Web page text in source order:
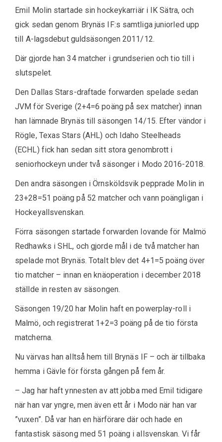
Emil Molin startade sin hockeykarriär i IK Sätra, och
gick sedan genom Brynäs IF:s samtliga juniorled upp
till A-lagsdebut guldsäsongen 2011/12.
Där gjorde han 34 matcher i grundserien och tio till i
slutspelet.
Den Dallas Stars-draftade forwarden spelade sedan
JVM för Sverige (2+4=6 poäng på sex matcher) innan
han lämnade Brynäs till säsongen 14/15. Efter vändor i
Rögle, Texas Stars (AHL) och Idaho Steelheads
(ECHL) fick han sedan sitt stora genombrott i
seniorhockeyn under två säsonger i Modo 2016-2018.
Den andra säsongen i Örnsköldsvik pepprade Molin in
23+28=51 poäng på 52 matcher och vann poängligan i
Hockeyallsvenskan.
Förra säsongen startade forwarden lovande för Malmö
Redhawks i SHL, och gjorde mål i de två matcher han
spelade mot Brynäs. Totalt blev det 4+1=5 poäng över
tio matcher – innan en knäoperation i december 2018
ställde in resten av säsongen.
Säsongen 19/20 har Molin haft en powerplay-roll i
Malmö, och registrerat 1+2=3 poäng på de tio första
matcherna.
Nu värvas han alltså hem till Brynäs IF – och är tillbaka
hemma i Gävle för första gången på fem år.
– Jag har haft ynnesten av att jobba med Emil tidigare
när han var yngre, men även ett år i Modo när han var
”vuxen”. Då var han en härförare där och hade en
fantastisk säsong med 51 poäng i allsvenskan. Vi får